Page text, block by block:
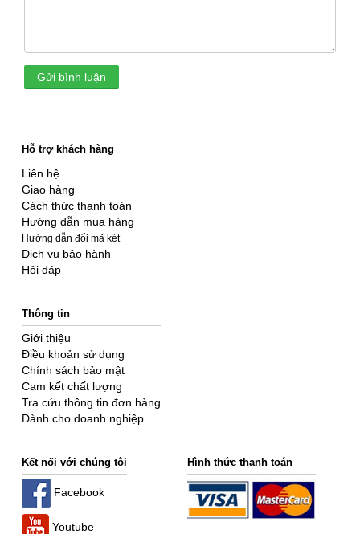
Gửi bình luận
Hỗ trợ khách hàng
Liên hệ
Giao hàng
Cách thức thanh toán
Hướng dẫn mua hàng
Hướng dẫn đổi mã két
Dịch vụ bảo hành
Hỏi đáp
Thông tin
Giới thiệu
Điều khoản sử dụng
Chính sách bảo mật
Cam kết chất lượng
Tra cứu thông tin đơn hàng
Dành cho doanh nghiệp
Kết nối với chúng tôi
Facebook
Youtube
Hình thức thanh toán